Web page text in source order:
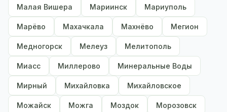
Малая Вишера Мариинск Мариуполь
Марёво Махачкала Махнёво Мегион
Медногорск Мелеуз Мелитополь
Миасс Миллерово Минеральные Воды
Мирный Михайловка Михайловское
Можайск Можга Моздок Морозовск